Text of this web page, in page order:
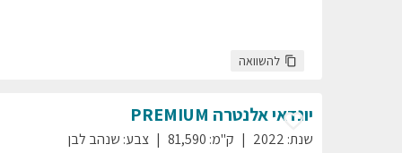
להשוואה
יונדאיאלנטרה PREMIUM
שנת:
2022 ק"מ:
81,590 צבע: שנהב לבן